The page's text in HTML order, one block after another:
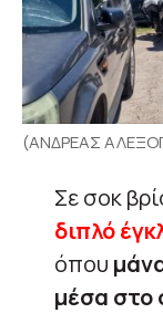
(ΑΝΔΡΕΑΣ
Σε σοκ
διπλό
όπου
μέσα στο